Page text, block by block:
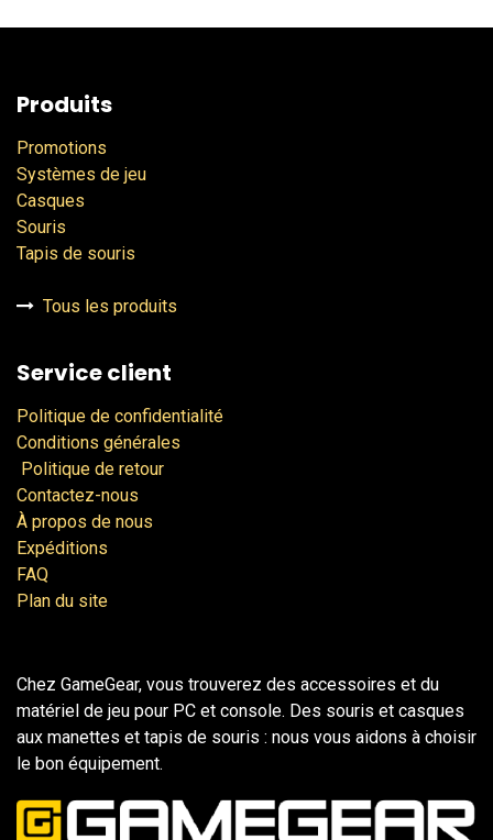
Produits
Promotions
Systèmes de jeu
Casques
Souris
Tapis de souris
Tous les produits
Service client
Politique de confidentialité
Conditions générales
Politique de retour
Contactez-nous
À propos de nous
Expéditions
FAQ
Plan du site
Chez GameGear, vous trouverez des accessoires et du
matériel de jeu pour PC et console. Des souris et casques
aux manettes et tapis de souris : nous vous aidons à choisir
le bon équipement.